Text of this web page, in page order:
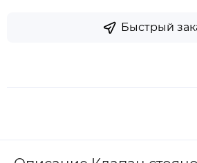
Быстрый